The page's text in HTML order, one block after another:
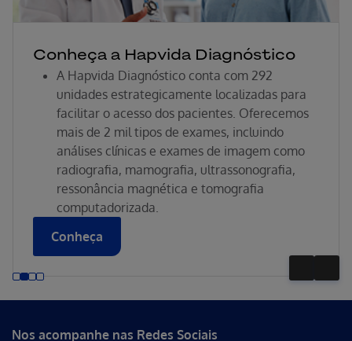
Conheça a Hapvida Diagnóstico
A Hapvida Diagnóstico conta com 292
unidades estrategicamente localizadas para
facilitar o acesso dos pacientes. Oferecemos
mais de 2 mil tipos de exames, incluindo
análises clínicas e exames de imagem como
radiografia, mamografia, ultrassonografia,
ressonância magnética e tomografia
computadorizada.
Conheça
Nos acompanhe nas Redes Sociais